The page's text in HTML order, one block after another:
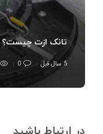
تانک ازت چیست؟
5 سال قبل 0